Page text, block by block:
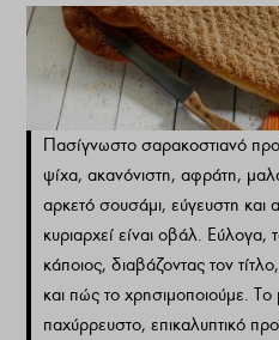
ΑΡΘΡΟΓΡΑΦΟΣ
Νίκος Ζαχαράκης
Πασίγνωστο σαρακοστιανό
ψίχα, ακανόνιστη, αφράτη,
αρκετό σουσάμι, εύγευστη και
κυριαρχεί είναι οβάλ.
κάποιος, διαβάζοντας τον
και πώς το χρησιμοποιούμε. Το
παχύρρευστο, επικαλυπτικό